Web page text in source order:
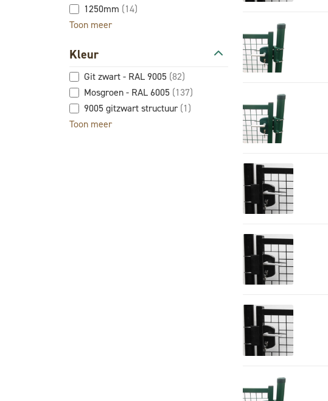
1250mm (14)
Toon meer
Kleur
Git zwart - RAL 9005 (82)
Mosgroen - RAL 6005 (137)
9005 gitzwart structuur (1)
Toon meer